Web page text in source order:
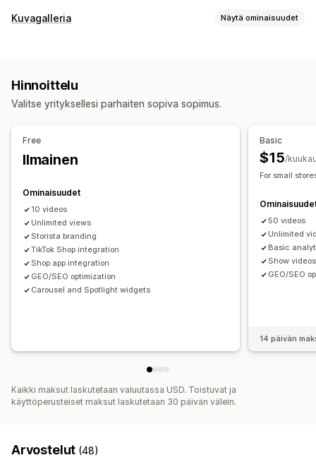
Videoiden hallinnointi
Mukautukset
Video-pienohjelma
Ponnahdusilmoitukset
Mobiiliresponsiivisuus
Kuvagalleria Näytä ominaisuudet
UGC
Ostoa tarjoavat tunnisteet
Hinnoittelu
Valitse yrityksellesi parhaiten sopiva sopimus.
Free
Ilmainen
Ominaisuudet
10 videos
Unlimited views
Storista branding
TikTok Shop integration
Shop app integration
GEO/SEO optimization
Carousel and Spotlight widgets
Basic
$15/
For small
50 videos
Unlimited
Basic
Show
GEO/SEO
14 päivän
Kaikki maksut laskutetaan valuutassa USD. Toistuvat ja
käyttöperusteiset maksut laskutetaan 30 päivän välein.
Arvostelut (48)